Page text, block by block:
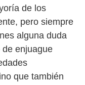
de los
pero siempre
alguna duda
enjuague
que también